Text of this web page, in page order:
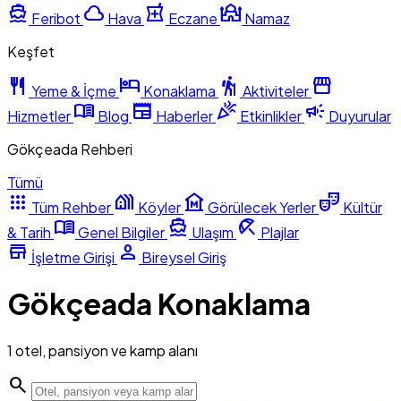
directions_boat Feribot cloud Hava local_pharmacy EczanemosqueNamaz
Keşfet
restaurant Yeme & İçme hotel Konaklama hiking Aktiviteler storefront
Hizmetlermenu_book Blog newspaper Haberler celebrationEtkinlikler campaign Duyurular
Gökçeada Rehberi
Tümü
apps Tüm Rehber holiday_village Köyler museum Görülecek Yerlertheater_comedy Kültür
& Tarih menu_bookGenel Bilgiler directions_boat Ulaşım beach_access Plajlar
store İşletme Girişi person Bireysel Giriş
Gökçeada Konaklama
1 otel, pansiyon ve kamp alanı
search